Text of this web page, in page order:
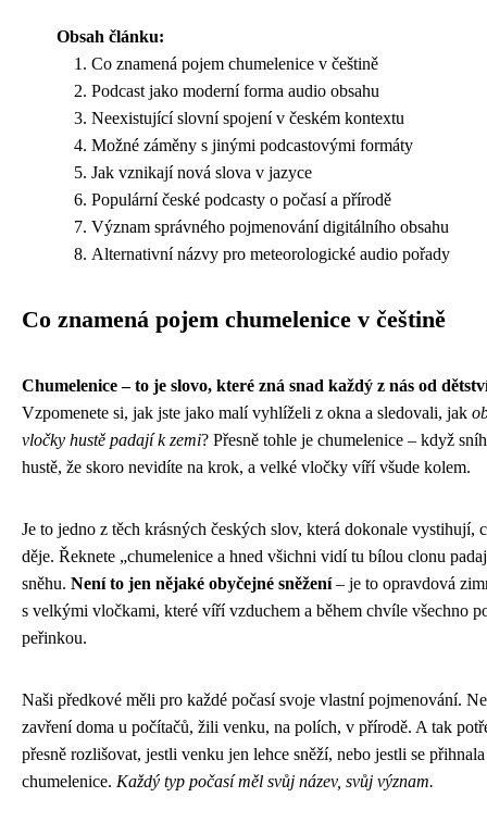
Obsah článku:
Co znamená pojem chumelenice v češtině
Podcast jako moderní forma audio obsahu
Neexistující slovní spojení v českém kontextu
Možné záměny s jinými podcastovými formáty
Jak vznikají nová slova v jazyce
Populární české podcasty o počasí a přírodě
Význam správného pojmenování digitálního obsahu
Alternativní názvy pro meteorologické audio pořady
Co znamená pojem chumelenice v češtině
Chumelenice – to je slovo, které zná snad každý z nás od
Vzpomenete si, jak jste jako malí vyhlíželi z okna a sledovali, jak
vločky hustě padají k zemi? Přesně tohle je chumelenice – když
hustě, že skoro nevidíte na krok, a velké vločky víří všude kolem.
Je to jedno z těch krásných českých slov, která dokonale vystihují,
děje. Řeknete „chumelenice a hned všichni vidí tu bílou clonu
sněhu. Není to jen nějaké obyčejné sněžení– je to opravdová
s velkými vločkami, které víří vzduchem a během chvíle všechno
peřinkou.
Naši předkové měli pro každé počasí svoje vlastní pojmenování.
zavření doma u počítačů, žili venku, na polích, v přírodě. A tak
přesně rozlišovat, jestli venku jen lehce sněží, nebo jestli se
chumelenice. Každý typ počasí měl svůj název, svůj význam.